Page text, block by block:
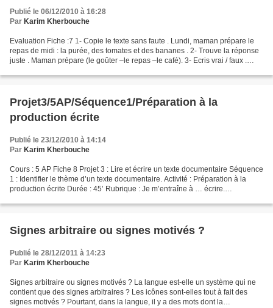
Publié le 06/12/2010 à 16:28
Par Karim Kherbouche
Evaluation Fiche :7 1- Copie le texte sans faute . Lundi, maman prépare le
repas de midi : la purée, des tomates et des bananes . 2- Trouve la réponse
juste . Maman prépare (le goûter –le repas –le café). 3- Ecris vrai / faux .
Projet3/5AP/Séquence1/Préparation à la
production écrite
Publié le 23/12/2010 à 14:14
Par Karim Kherbouche
Cours : 5 AP Fiche 8 Projet 3 : Lire et écrire un texte documentaire Séquence
1 : Identifier le thème d’un texte documentaire. Activité : Préparation à la
production écrite Durée : 45’ Rubrique : Je m’entraîne à … écrire.
Signes arbitraire ou signes motivés ?
Publié le 28/12/2011 à 14:23
Par Karim Kherbouche
Signes arbitraire ou signes motivés ? La langue est-elle un système qui ne
contient que des signes arbitraires ? Les icônes sont-elles tout à fait des
signes motivés ? Pourtant, dans la langue, il y a des mots dont la